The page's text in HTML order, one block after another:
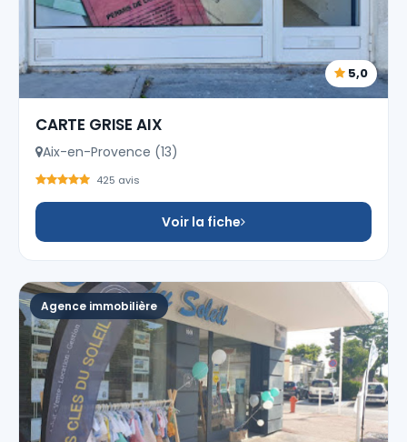
5,0
CARTE GRISE AIX
Aix-en-Provence (13)
425 avis
Voir la fiche
Agence immobilière